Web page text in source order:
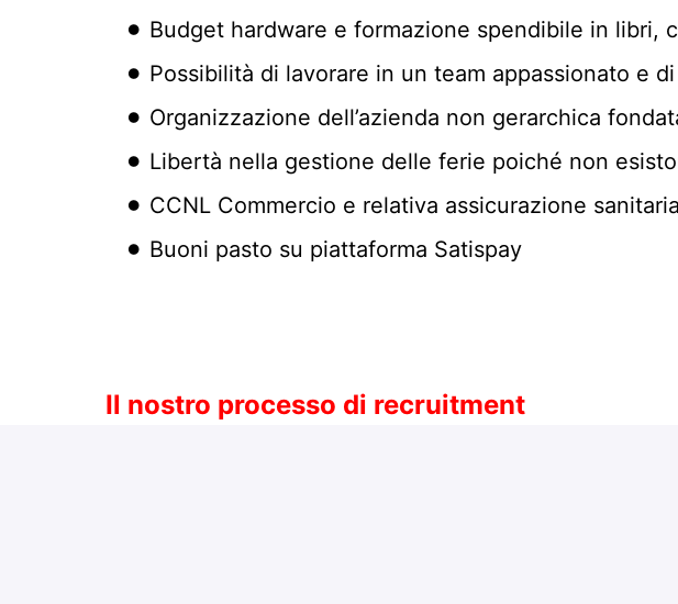
Budget hardware e formazione spendibile in libri,
Possibilità di lavorare in un team appassionato e
Organizzazione dell’azienda non gerarchica
Libertà nella gestione delle ferie poiché non
CCNL Commercio e relativa assicurazione sanitaria
Buoni pasto su piattaforma Satispay
Il nostro processo di recruitment